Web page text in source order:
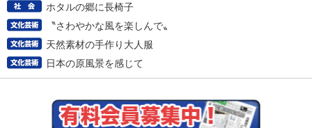
ホタルの郷に長椅子
〝さわやかな風を楽しんで〟
天然素材の手作り大人服
日本の原風景を感じて